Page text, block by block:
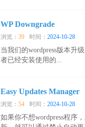
WP Downgrade
浏览：39 时间：2024-10-28
当我们的wordpress版本升
者已经安装使用的...
Easy Updates Manager
浏览：54 时间：2024-10-28
如果你不想wordpress程序